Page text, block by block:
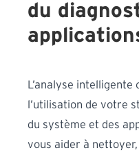
du
L’analyse intelligente
l’utilisation de votre
du système et des
vous aider à